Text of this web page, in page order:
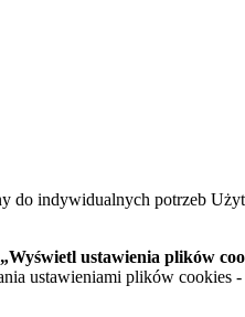
do indywidualnych potrzeb
„Wyświetl ustawienia plików
ustawieniami plików cookies